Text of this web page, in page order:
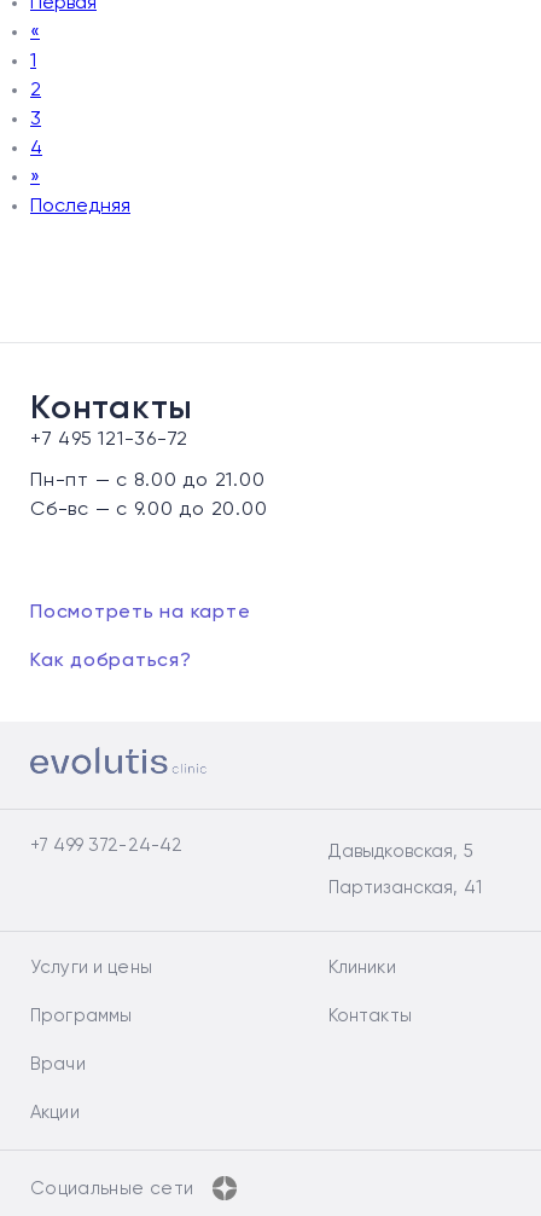
«
1
2
3
4
»
Последняя
Контакты
+7 495 121-36-72
Пн-пт — с 8.00 до 21.00
Сб-вс — с 9.00 до 20.00
Посмотреть на карте
Как добраться?
+7 499 372-24-42
Давыдковская, 5
Партизанская, 41
Услуги и цены
Программы
Врачи
Акции
Клиники
Контакты
Социальные сети